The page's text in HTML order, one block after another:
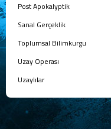
Post Apokalyptik
Sanal Gerçeklik
Toplumsal Bilimkurgu
Uzay Operası
Uzaylılar